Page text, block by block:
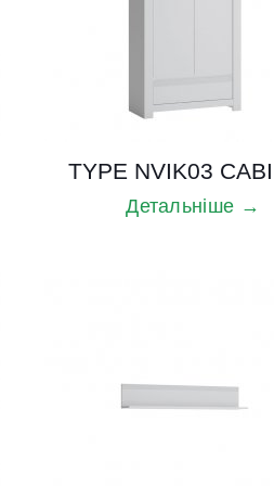
TYPE NVIK03
Детальніше →